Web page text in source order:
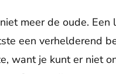
meer de oude.
een verhelderend
want je kunt er niet